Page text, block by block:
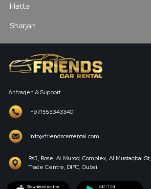
Hatta
Sharjah
Anfragen & Support
+971555343340
info@friendscarrental.com
Rs3, Rose, Al Murooj Complex, Al Mustaqbal St,
Trade Centre, DIFC, Dubai